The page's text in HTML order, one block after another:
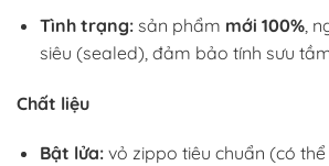
Tình trạng:sản phẩm mới 100%,
siêu (sealed), đảm bảo tính sưu
Chất liệu
Bật lửa:vỏ zippo tiêu chuẩn (có thể